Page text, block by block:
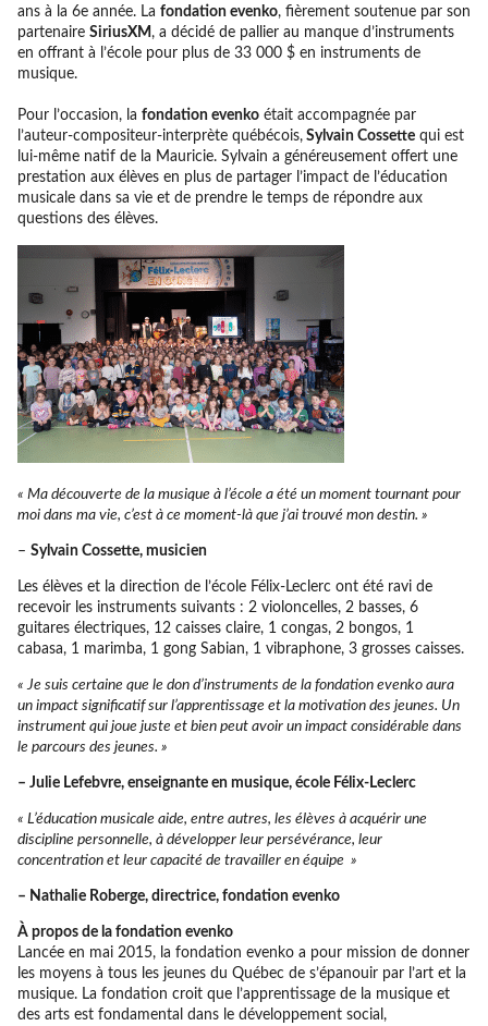
ans à la 6e année. La fondation evenko, fièrement soutenue par son
partenaire SiriusXM , a décidé de pallier au manque d’instruments
en offrant à l’école pour plus de 33 000 $ en instruments de
musique.
Pour l’occasion, la fondation evenkoétait accompagnée par
l’auteur-compositeur-interprète québécois,Sylvain Cossettequi est
lui-même natif de la Mauricie. Sylvain a généreusement offert une
prestation aux élèves en plus de partager l’impact de l’éducation
musicale dans sa vie et de prendre le temps de répondre aux
questions des élèves.
« Ma découverte de la musique à l’école a été un moment tournant pour
moi dans ma vie, c’est à ce moment-là que j’ai trouvé mon destin. »
– Sylvain Cossette, musicien
Les élèves et la direction de l’école Félix-Leclerc ont été ravi de
recevoir les instruments suivants : 2 violoncelles, 2 basses, 6
guitares électriques, 12 caisses claire, 1 congas, 2 bongos, 1
cabasa, 1 marimba, 1 gong Sabian, 1 vibraphone, 3 grosses caisses.
« Je suis certaine que le don d’instruments de la fondation evenko aura
un impact significatif sur l’apprentissage et la motivation des jeunes. Un
instrument qui joue juste et bien peut avoir un impact considérable dans
le parcours des jeunes. »
– Julie Lefebvre, enseignante en musique, école Félix-Leclerc
« L’éducation musicale aide, entre autres, les élèves à acquérir une
discipline personnelle, à développer leur persévérance, leur
concentration et leur capacité de travailler en équipe »
– Nathalie Roberge, directrice, fondation evenko
À propos de la fondation evenko
Lancée en mai 2015, la fondation evenko a pour mission de donner
les moyens à tous les jeunes du Québec de s’épanouir par l’art et la
musique. La fondation croit que l’apprentissage de la musique et
des arts est fondamental dans le développement social,